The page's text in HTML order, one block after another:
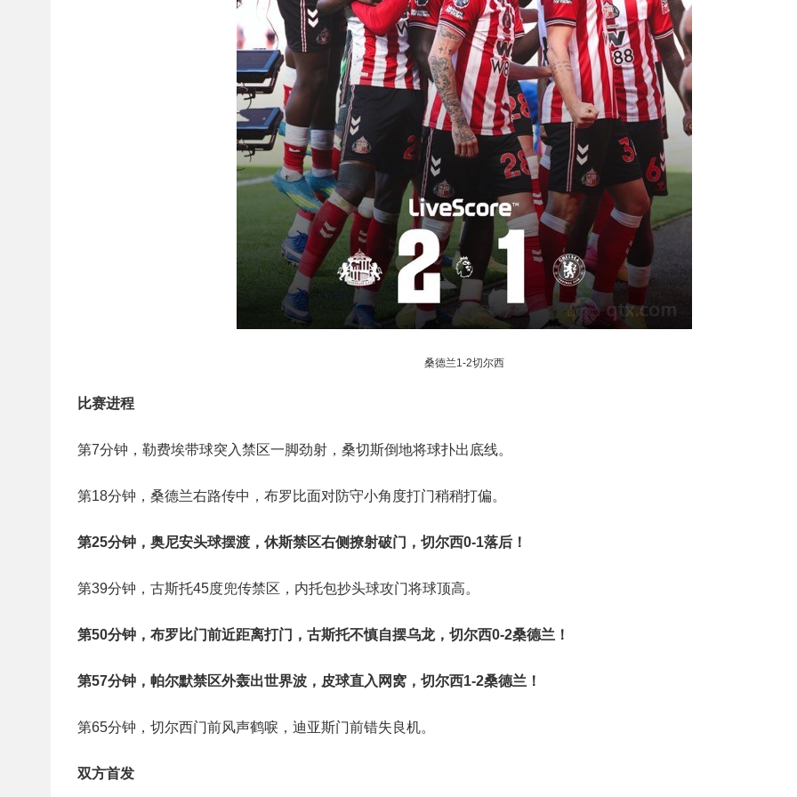
桑德兰1-2切尔西
比赛进程
第7分钟，勒费埃带球突入禁区一脚劲射，桑切斯倒地将球扑出底线。
第18分钟，桑德兰右路传中，布罗比面对防守小角度打门稍稍打偏。
第25分钟，奥尼安头球摆渡，休斯禁区右侧撩射破门，切尔西0-1落后！
第39分钟，古斯托45度兜传禁区，内托包抄头球攻门将球顶高。
第50分钟，布罗比门前近距离打门，古斯托不慎自摆乌龙，切尔西0-2桑德兰！
第57分钟，帕尔默禁区外轰出世界波，皮球直入网窝，切尔西1-2桑德兰！
第65分钟，切尔西门前风声鹤唳，迪亚斯门前错失良机。
双方首发